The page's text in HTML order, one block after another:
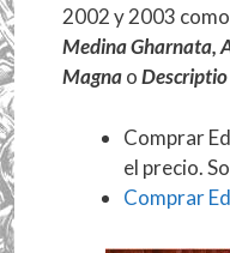
2002 y 2003
Medina Gharnata,
Magnao
Comprar
el precio.
Comprar